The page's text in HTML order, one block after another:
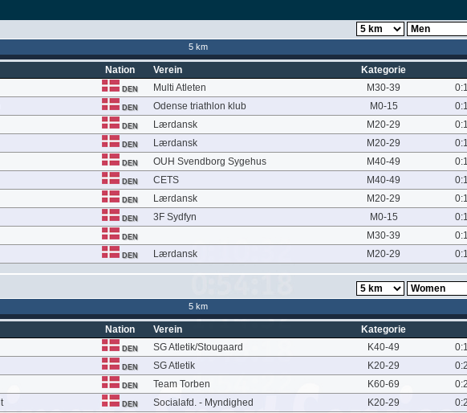
5 km
Nation Verein Kategorie
DEN Multi Atleten M30-39
DEN Odense triathlon klub M0-15
DEN Lærdansk M20-29
DEN Lærdansk M20-29
DEN OUH Svendborg Sygehus M40-49
DEN CETS M40-49
DEN Lærdansk M20-29
DEN 3F Sydfyn M0-15
DEN M30-39
DEN Lærdansk M20-29
5 km
Nation Verein Kategorie
DEN SG Atletik/Stougaard K40-49
DEN SG Atletik K20-29
DEN Team Torben K60-69
DEN Socialafd. - Myndighed K20-29